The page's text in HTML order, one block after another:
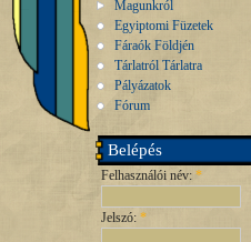
Magunkról
Egyiptomi Füzetek
Fáraók Földjén
Tárlatról Tárlatra
Pályázatok
Fórum
Belépés
Felhasználói név: *
Jelszó: *